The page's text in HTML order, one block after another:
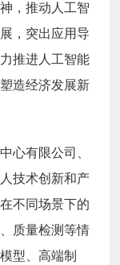
，推动人工智
，突出应用导
推进人工智能
造经济发展新
心有限公司、
技术创新和产
不同场景下的
质量检测等情
型、高端制